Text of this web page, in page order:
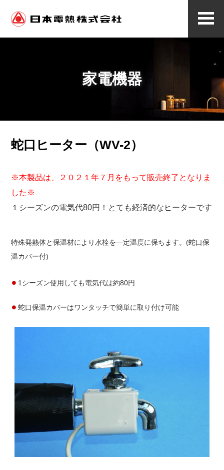
メ
ニ
家電機器
蛇口ヒーター（WV-2）
※本製品は、２０２１年７月をもって販売終了となりま
した※
１シーズンの電気代80円！とても経済的なヒーターです
特殊発熱体と保温材により水栓を一定温度に保ちます。(蛇口保
温カバー付)
1シーズン使用しても電気代は約80円
蛇口保温カバーはワンタッチで簡単に取り付け可能